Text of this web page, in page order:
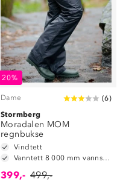
20%
Dame (6)
Stormberg
Moradalen MOM
regnbukse
Vindtett
Vanntett 8 000 mm vannsøyle
399,- 499,-